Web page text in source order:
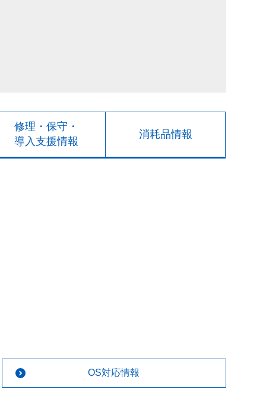
修理・保守・
導入支援情報
消耗品情報
OS対応情報